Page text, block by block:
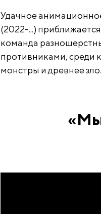
Удачное
(2022-...)
команда
противниками, среди
монстры и древнее зло.